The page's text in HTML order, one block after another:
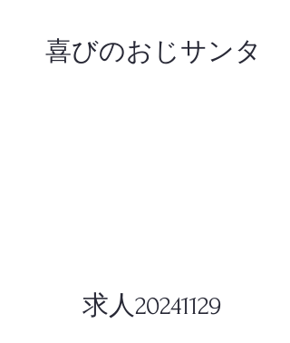
喜びのおじサンタ
求人20241129